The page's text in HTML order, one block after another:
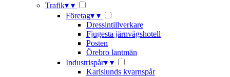
Trafik▾ ▾
Företag▾ ▾
Dressintillverkare
Fjugesta järnvägshotell
Posten
Örebro lantmän
Industrispår▾ ▾
Karlslunds kvarnspår